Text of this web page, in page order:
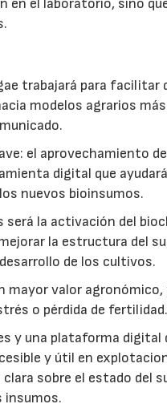
en el laboratorio, sino
trabajará para facilitar
modelos agrarios
el aprovechamiento
digital que
nuevos bioinsumos.
será la activación del
la estructura del
de los cultivos.
mayor valor
o pérdida de fertilidad.
y una plataforma digital
y útil en
sobre el estado del
insumos.